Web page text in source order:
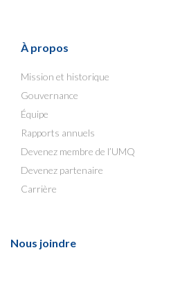
À propos
Mission et historique
Gouvernance
Équipe
Rapports annuels
Devenez membre de l’UMQ
Devenez partenaire
Carrière
Nous joindre